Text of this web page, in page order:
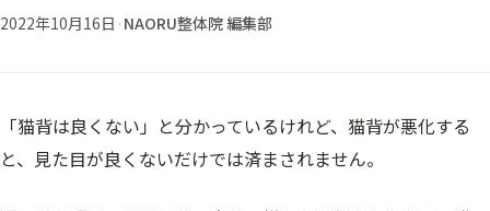
2022年10月16日 · NAORU整体院 編集部
「猫背は良くない」と分かっているけれど、猫背が悪化する
と、見た目が良くないだけでは済まされません。